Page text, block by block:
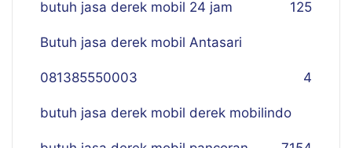
butuh jasa derek mobil 24 jam 125
Butuh jasa derek mobil Antasari
081385550003 4
butuh jasa derek mobil derek mobilindo